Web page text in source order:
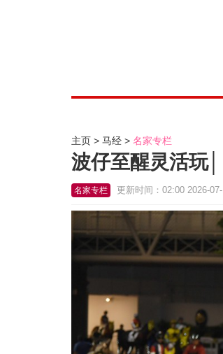
主页 马经 名家专栏
波仔至醒灵活玩
名家专栏 更新时间：02:00 2026-